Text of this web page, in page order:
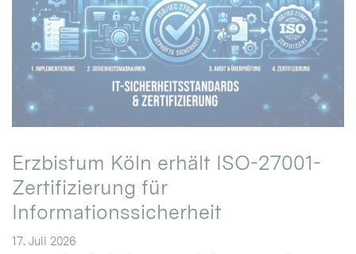
Erzbistum Köln erhält ISO-27001-
Zertifizierung für
Informationssicherheit
17. Juli 2026